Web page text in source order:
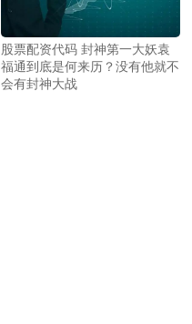
股票配资代码 封神第一大妖袁
福通到底是何来历？没有他就不
会有封神大战